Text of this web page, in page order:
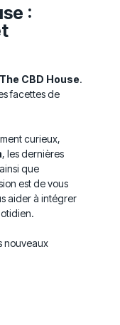
:
The CBD House.
facettes de
curieux,
, les dernières
que
est de vous
aider à intégrer
nouveaux